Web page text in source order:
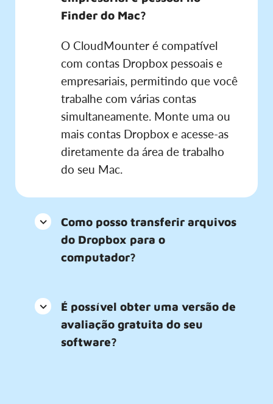
Finder do Mac?
O CloudMounter é compatível
com contas Dropbox pessoais e
empresariais, permitindo que você
trabalhe com várias contas
simultaneamente. Monte uma ou
mais contas Dropbox e acesse-as
diretamente da área de trabalho
do seu Mac.
Como posso transferir arquivos
do Dropbox para o
computador?
É possível obter uma versão de
avaliação gratuita do seu
software?